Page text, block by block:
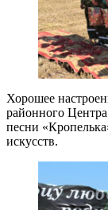
Хорошее
районного
песни
искусств.